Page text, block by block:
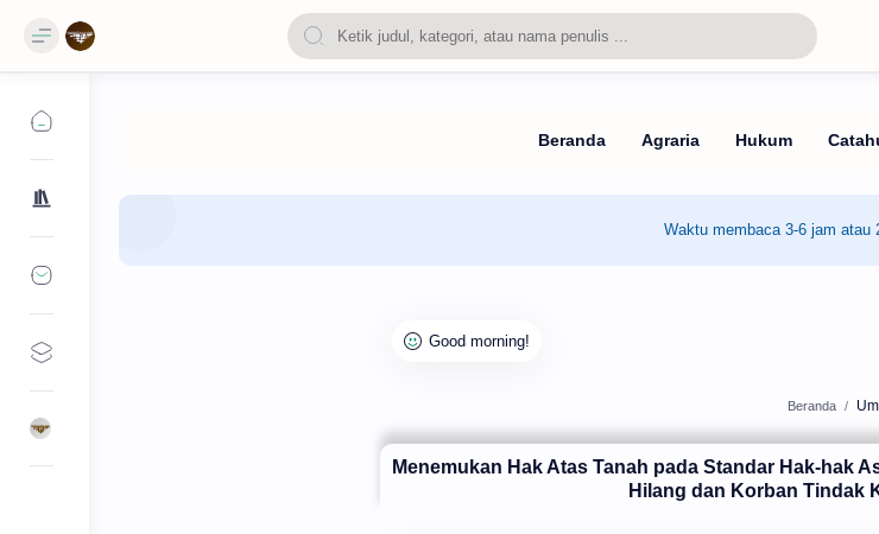
Waktu membaca 3-6 jam atau
Beranda
Menemukan Hak Atas Tanah pada Standar Hak-hak
Hilang dan Korban Tindak